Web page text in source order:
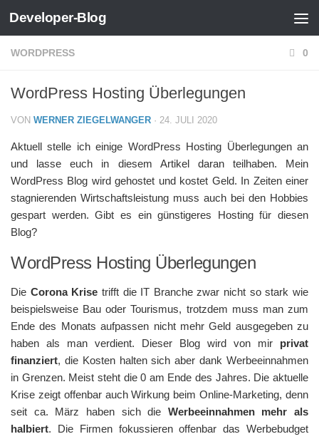
Zum Inhalt springen
Developer-Blog
WORDPRESS 0
WordPress Hosting Überlegungen
VON WERNER ZIEGELWANGER · 24. JULI 2020
Aktuell stelle ich einige WordPress Hosting Überlegungen an
und lasse euch in diesem Artikel daran teilhaben. Mein
WordPress Blog wird gehostet und kostet Geld. In Zeiten einer
stagnierenden Wirtschaftsleistung muss auch bei den Hobbies
gespart werden. Gibt es ein günstigeres Hosting für diesen
Blog?
WordPress Hosting Überlegungen
Die Corona Krise trifft die IT Branche zwar nicht so stark wie
beispielsweise Bau oder Tourismus, trotzdem muss man zum
Ende des Monats aufpassen nicht mehr Geld ausgegeben zu
haben als man verdient. Dieser Blog wird von mir privat
finanziert, die Kosten halten sich aber dank Werbeeinnahmen
in Grenzen. Meist steht die 0 am Ende des Jahres. Die aktuelle
Krise zeigt offenbar auch Wirkung beim Online-Marketing, denn
seit ca. März haben sich die Werbeeinnahmen mehr als
halbiert. Die Firmen fokussieren offenbar das Werbebudget